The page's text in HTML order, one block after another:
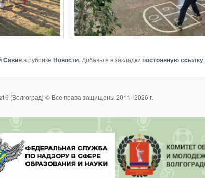
Савинв рубрике Новости. Добавьте в закладки постоянную ссылку.
(Волгоград) © Все права защищены 2011–2026 г.